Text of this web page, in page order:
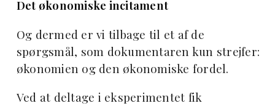
Det økonomiske incitament
Og dermed er vi tilbage til et af de
spørgsmål, som dokumentaren kun strejfer:
økonomien og den økonomiske fordel.
Ved at deltage i eksperimentet fik